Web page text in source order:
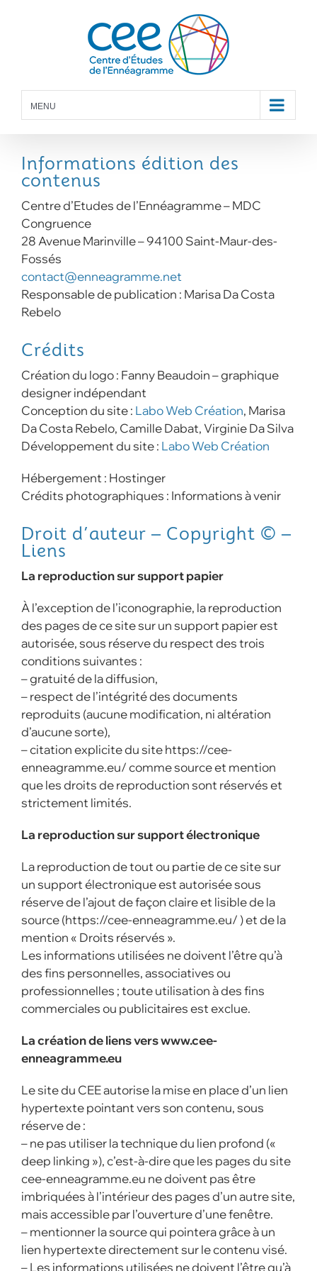
MENU
Informations édition des
contenus
Centre d’Etudes de l’Ennéagramme – MDC
Congruence
28 Avenue Marinville – 94100 Saint-Maur-des-
Fossés
contact@enneagramme.net
Responsable de publication : Marisa Da Costa
Rebelo
Crédits
Création du logo : Fanny Beaudoin – graphique
designer indépendant
Conception du site : Labo Web Création, Marisa
Da Costa Rebelo, Camille Dabat, Virginie Da Silva
Développement du site : Labo Web Création
Hébergement : Hostinger
Crédits photographiques : Informations à venir
Droit d’auteur – Copyright © –
Liens
La reproduction sur support papier
À l’exception de l’iconographie, la reproduction
des pages de ce site sur un support papier est
autorisée, sous réserve du respect des trois
conditions suivantes :
– gratuité de la diffusion,
– respect de l’intégrité des documents
reproduits (aucune modification, ni altération
d’aucune sorte),
– citation explicite du site https://cee-
enneagramme.eu/ comme source et mention
que les droits de reproduction sont réservés et
strictement limités.
La reproduction sur support électronique
La reproduction de tout ou partie de ce site sur
un support électronique est autorisée sous
réserve de l’ajout de façon claire et lisible de la
source (https://cee-enneagramme.eu/ ) et de la
mention « Droits réservés ».
Les informations utilisées ne doivent l’être qu’à
des fins personnelles, associatives ou
professionnelles ; toute utilisation à des fins
commerciales ou publicitaires est exclue.
La création de liens vers www.cee-
enneagramme.eu
Le site du CEE autorise la mise en place d’un lien
hypertexte pointant vers son contenu, sous
réserve de :
– ne pas utiliser la technique du lien profond («
deep linking »), c’est-à-dire que les pages du site
cee-enneagramme.eu ne doivent pas être
imbriquées à l’intérieur des pages d’un autre site,
mais accessible par l’ouverture d’une fenêtre.
– mentionner la source qui pointera grâce à un
lien hypertexte directement sur le contenu visé.
– Les informations utilisées ne doivent l’être qu’à